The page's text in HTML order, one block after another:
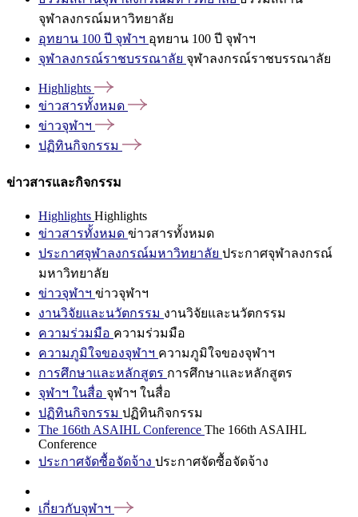
จุฬาลงกรณ์มหาวิทยาลัย
อุทยาน 100 ปี จุฬาฯ อุทยาน 100 ปี จุฬาฯ
จุฬาลงกรณ์ราชบรรณาลัย จุฬาลงกรณ์ราชบรรณาลัย
Highlights
ข่าวสารทั้งหมด
ข่าวจุฬาฯ
ปฏิทินกิจกรรม
ข่าวสารและกิจกรรม
Highlights Highlights
ข่าวสารทั้งหมด ข่าวสารทั้งหมด
ประกาศจุฬาลงกรณ์มหาวิทยาลัย ประกาศจุฬาลงกรณ์
มหาวิทยาลัย
ข่าวจุฬาฯ ข่าวจุฬาฯ
งานวิจัยและนวัตกรรม งานวิจัยและนวัตกรรม
ความร่วมมือ ความร่วมมือ
ความภูมิใจของจุฬาฯ ความภูมิใจของจุฬาฯ
การศึกษาและหลักสูตร การศึกษาและหลักสูตร
จุฬาฯ ในสื่อ จุฬาฯ ในสื่อ
ปฏิทินกิจกรรม ปฏิทินกิจกรรม
The 166th ASAIHL Conference The 166th ASAIHL
Conference
ประกาศจัดซื้อจัดจ้าง ประกาศจัดซื้อจัดจ้าง
เกี่ยวกับจุฬาฯ